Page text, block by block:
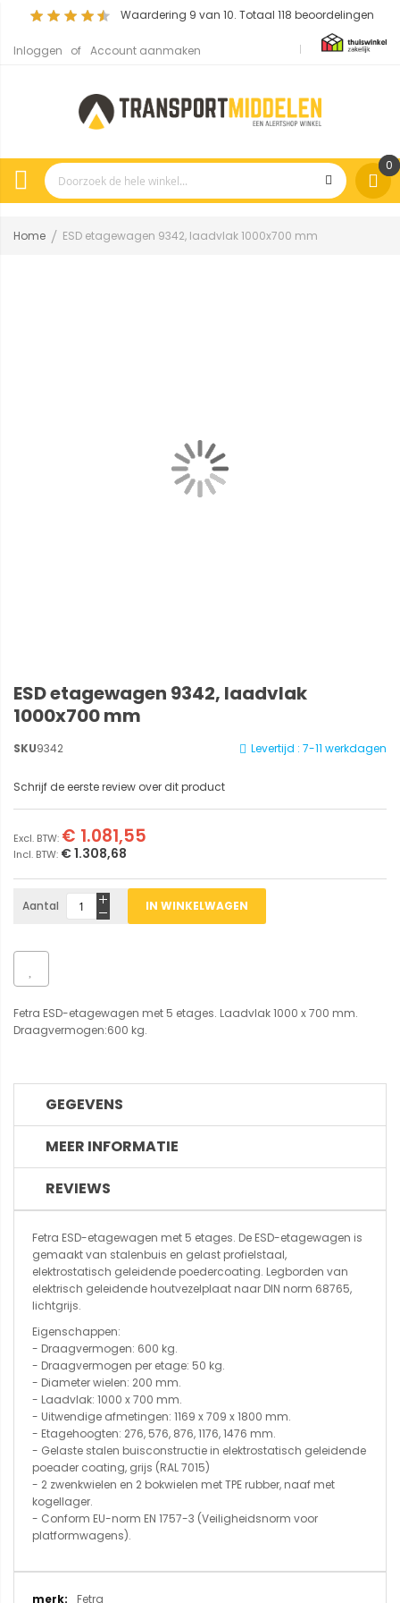
Waardering 9 van 10. Totaal 118 beoordelingen
Inloggen Account aanmaken
0
Home ESD etagewagen 9342, laadvlak 1000x700 mm
ESD etagewagen 9342, laadvlak
1000x700 mm
Levertijd : 7-11 werkdagen
SKU9342
Schrijf de eerste review over dit product
€ 1.308,68
€ 1.081,55
Aantal IN WINKELWAGEN
Fetra ESD-etagewagen met 5 etages. Laadvlak 1000 x 700 mm.
Draagvermogen:600 kg.
GEGEVENS
MEER INFORMATIE
REVIEWS
Fetra ESD-etagewagen met 5 etages. De ESD-etagewagen is
gemaakt van stalenbuis en gelast profielstaal,
elektrostatisch geleidende poedercoating. Legborden van
elektrisch geleidende houtvezelplaat naar DIN norm 68765,
lichtgrijs.
Eigenschappen:
- Draagvermogen: 600 kg.
- Draagvermogen per etage: 50 kg.
- Diameter wielen: 200 mm.
- Laadvlak: 1000 x 700 mm.
- Uitwendige afmetingen: 1169 x 709 x 1800 mm.
- Etagehoogten: 276, 576, 876, 1176, 1476 mm.
- Gelaste stalen buisconstructie in elektrostatisch geleidende
poeader coating, grijs (RAL 7015)
- 2 zwenkwielen en 2 bokwielen met TPE rubber, naaf met
kogellager.
- Conform EU-norm EN 1757-3 (Veiligheidsnorm voor
platformwagens).
Meer Fetra